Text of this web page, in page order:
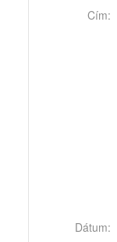
Cím:
Dátum: